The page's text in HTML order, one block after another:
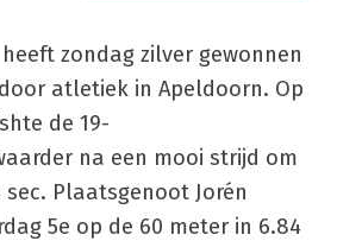
zondag zilver gewonnen
atletiek in Apeldoorn. Op
de 19-
na een mooi strijd om
sec. Plaatsgenoot Jorén
5e op de 60 meter in 6.84